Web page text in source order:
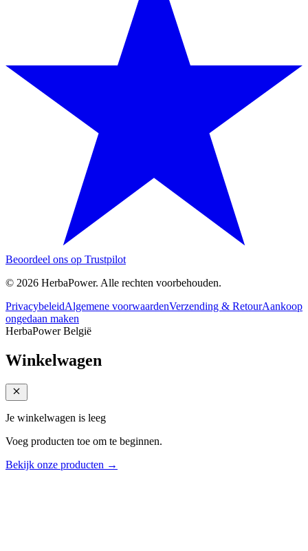
Beoordeel ons op Trustpilot
© 2026 HerbaPower. Alle rechten voorbehouden.
PrivacybeleidAlgemene voorwaardenVerzending & RetourAankoop
ongedaan maken
HerbaPower België
Winkelwagen
Je winkelwagen is leeg
Voeg producten toe om te beginnen.
Bekijk onze producten →